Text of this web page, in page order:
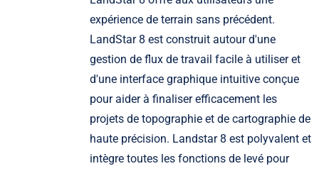
expérience de terrain sans précédent.
LandStar 8 est construit autour d'une
gestion de flux de travail facile à utiliser et
d'une interface graphique intuitive conçue
pour aider à finaliser efficacement les
projets de topographie et de cartographie de
haute précision. Landstar 8 est polyvalent et
intègre toutes les fonctions de levé pour